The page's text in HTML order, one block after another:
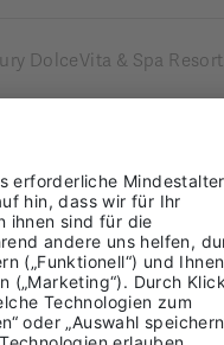
DolceVita & Spa Resort